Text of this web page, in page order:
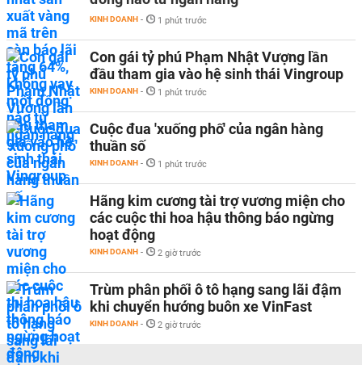
KINH DOANH - 1 phút trước
Con gái tỷ phú Phạm Nhật Vượng lần
đầu tham gia vào hệ sinh thái Vingroup
KINH DOANH - 1 phút trước
Cuộc đua 'xuống phố' của ngân hàng
thuần số
KINH DOANH - 1 phút trước
Hãng kim cương tài trợ vương miện cho
các cuộc thi hoa hậu thông báo ngừng
hoạt động
KINH DOANH - 2 giờ trước
Trùm phân phối ô tô hạng sang lãi đậm
khi chuyển hướng buôn xe VinFast
KINH DOANH - 2 giờ trước